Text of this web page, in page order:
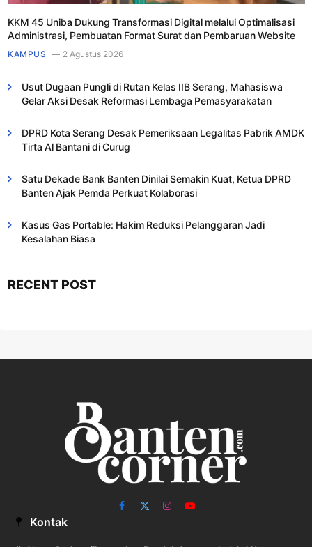
KKM 45 Uniba Dukung Transformasi Digital melalui Optimalisasi
Administrasi, Pembuatan Format Surat dan Pembaruan Website
KAMPUS 2 Agustus 2026
Usut Dugaan Pungli di Rutan Kelas IIB Serang, Mahasiswa
Gelar Aksi Desak Reformasi Lembaga Pemasyarakatan
DPRD Kota Serang Desak Pemeriksaan Legalitas Pabrik AMDK
Tirta Al Bantani di Curug
Satu Dekade Bank Banten Dinilai Semakin Kuat, Ketua DPRD
Banten Ajak Pemda Perkuat Kolaborasi
Kasus Gas Portable: Hakim Reduksi Pelanggaran Jadi
Kesalahan Biasa ​
RECENT POST
Facebook
X
InstagramYouTube
Kontak